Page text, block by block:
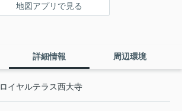
地図アプリで見る
詳細情報 周辺環境
ロイヤルテラス西大寺